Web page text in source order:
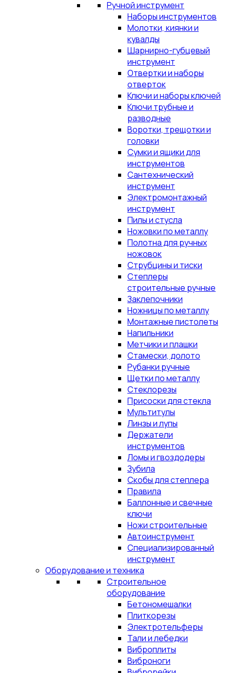
Ручной инструмент
Наборы инструментов
Молотки, киянки и
кувалды
Шарнирно-губцевый
инструмент
Отвертки и наборы
отверток
Ключи и наборы ключей
Ключи трубные и
разводные
Воротки, трещотки и
головки
Сумки и ящики для
инструментов
Сантехнический
инструмент
Электромонтажный
инструмент
Пилы и стусла
Ножовки по металлу
Полотна для ручных
ножовок
Струбцины и тиски
Степлеры
строительные ручные
Заклепочники
Ножницы по металлу
Монтажные пистолеты
Напильники
Метчики и плашки
Стамески, долото
Рубанки ручные
Щетки по металлу
Стеклорезы
Присоски для стекла
Мультитулы
Линзы и лупы
Держатели
инструментов
Ломы и гвоздодеры
Зубила
Скобы для степлера
Правила
Баллонные и свечные
ключи
Ножи строительные
Автоинструмент
Специализированный
инструмент
Оборудование и техника
Строительное
оборудование
Бетономешалки
Плиткорезы
Электротельферы
Тали и лебедки
Виброплиты
Виброноги